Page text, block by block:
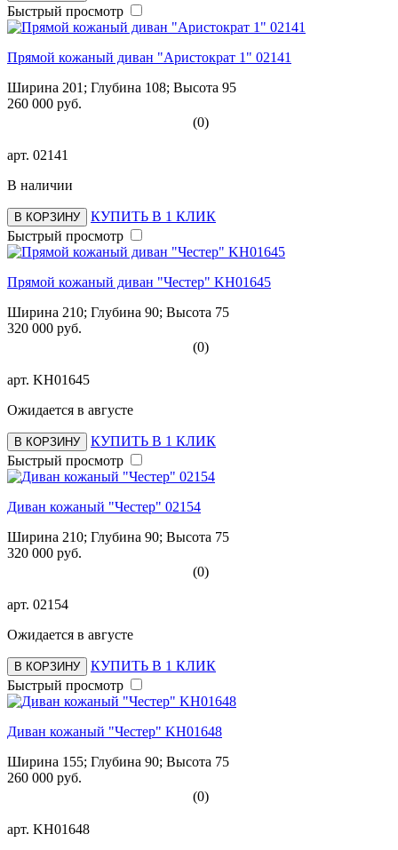
Быстрый просмотр
Прямой кожаный диван "Аристократ 1" 02141
Ширина 201; Глубина 108; Высота 95
260 000 руб.
(0)
арт. 02141
В наличии
В КОРЗИНУ
КУПИТЬ В 1 КЛИК
Быстрый просмотр
Прямой кожаный диван "Честер" KH01645
Ширина 210; Глубина 90; Высота 75
320 000 руб.
(0)
арт. KH01645
Ожидается в августе
В КОРЗИНУ
КУПИТЬ В 1 КЛИК
Быстрый просмотр
Диван кожаный "Честер" 02154
Ширина 210; Глубина 90; Высота 75
320 000 руб.
(0)
арт. 02154
Ожидается в августе
В КОРЗИНУ
КУПИТЬ В 1 КЛИК
Быстрый просмотр
Диван кожаный "Честер" KH01648
Ширина 155; Глубина 90; Высота 75
260 000 руб.
(0)
арт. KH01648